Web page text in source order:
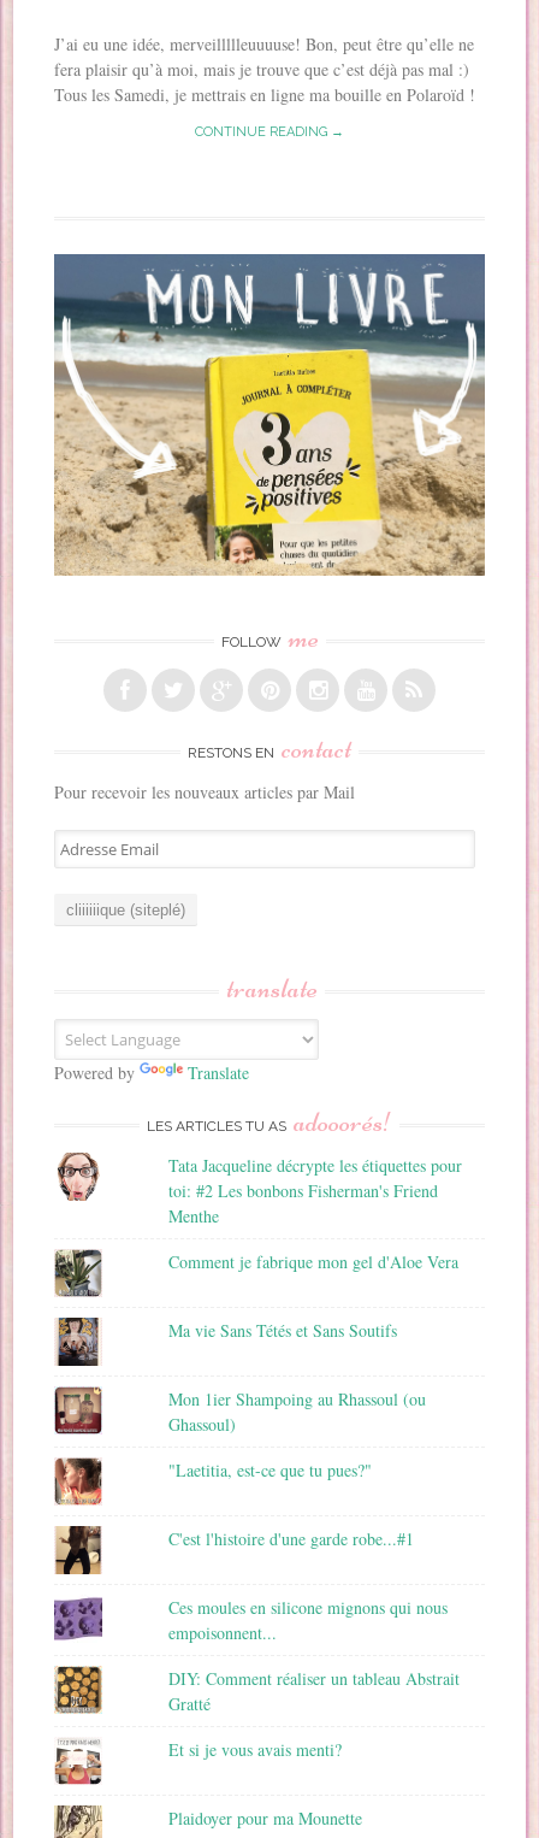
J’ai eu une idée, merveillllleuuuuse! Bon, peut être qu’elle ne
fera plaisir qu’à moi, mais je trouve que c’est déjà pas mal :)
Tous les Samedi, je mettrais en ligne ma bouille en Polaroïd !
CONTINUE READING →
FOLLOW me
RESTONS EN contact
Pour recevoir les nouveaux articles par Mail
A
d
E
m
a
translate
Powered by Translate
LES ARTICLES TU AS adooorés!
Tata Jacqueline décrypte les étiquettes pour
toi: #2 Les bonbons Fisherman's Friend
Menthe
Comment je fabrique mon gel d'Aloe Vera
Ma vie Sans Tétés et Sans Soutifs
Mon 1ier Shampoing au Rhassoul (ou
Ghassoul)
"Laetitia, est-ce que tu pues?"
C'est l'histoire d'une garde robe...#1
Ces moules en silicone mignons qui nous
empoisonnent...
DIY: Comment réaliser un tableau Abstrait
Gratté
Et si je vous avais menti?
Plaidoyer pour ma Mounette